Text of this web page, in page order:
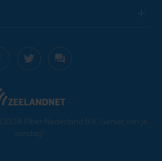
DELTA Fiber Nederland B.V. Geniet van je
zondag!